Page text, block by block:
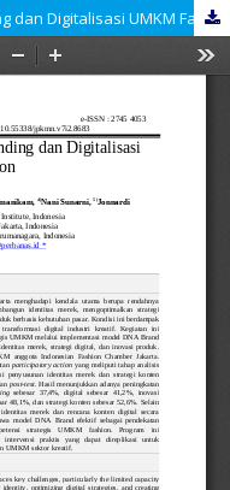
DNA Brand sebagai Strategi Branding dan Digitalisasi UMKM Fashion